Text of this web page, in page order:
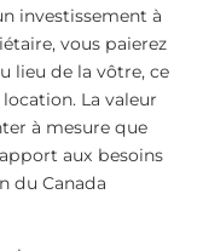
investissement à
vous paierez
lieu de la vôtre, ce
La valeur
à mesure que
aux besoins
du Canada